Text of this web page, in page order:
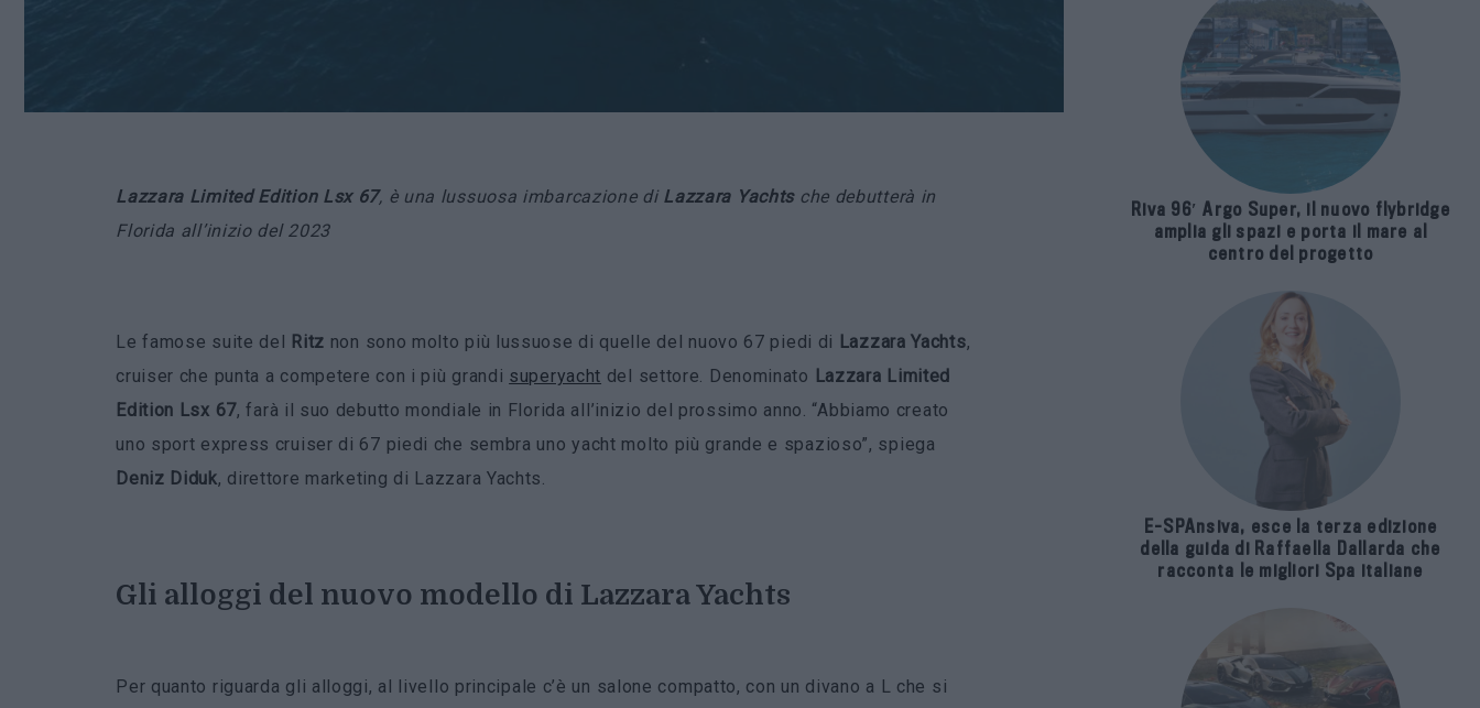
Lazzara Limited Edition Lsx 67, è una lussuosa imbarcazione di Lazzara Yachtsche debutterà in
Florida all’inizio del 2023
Le famose suite del Ritz non sono molto più lussuose di quelle del nuovo 67 piedi di Lazzara Yachts,
cruiser che punta a competere con i più grandi superyacht del settore. Denominato Lazzara Limited
Edition Lsx 67, farà il suo debutto mondiale in Florida all’inizio del prossimo anno. “Abbiamo creato
uno sport express cruiser di 67 piedi che sembra uno yacht molto più grande e spazioso”, spiega
Deniz Diduk, direttore marketing di Lazzara Yachts.
Gli alloggi del nuovo modello di Lazzara Yachts
Per quanto riguarda gli alloggi, al livello principale c’è un salone compatto, con un divano a L che si
Riva 96′ Argo Super, il nuovo flybridge
amplia gli spazi e porta il mare al
centro del progetto
E-SPAnsiva, esce la terza edizione
della guida di Raffaella Dallarda che
racconta le migliori Spa italiane